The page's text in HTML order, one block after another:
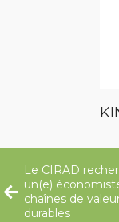
Le CIRAD
un(e)
chaînes de
durables